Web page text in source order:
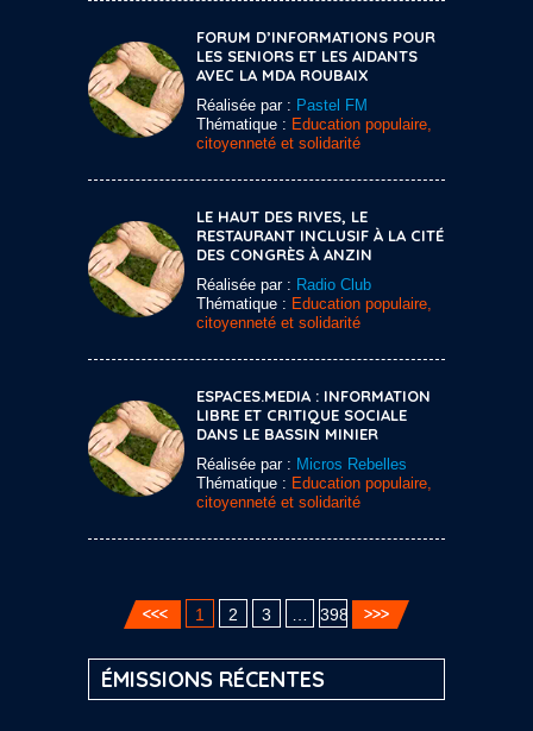
FORUM D’INFORMATIONS POUR
LES SENIORS ET LES AIDANTS
AVEC LA MDA ROUBAIX
Réalisée par : Pastel FM
Thématique : Education populaire,
citoyenneté et solidarité
LE HAUT DES RIVES, LE
RESTAURANT INCLUSIF À LA CITÉ
DES CONGRÈS À ANZIN
Réalisée par : Radio Club
Thématique : Education populaire,
citoyenneté et solidarité
ESPACES.MEDIA : INFORMATION
LIBRE ET CRITIQUE SOCIALE
DANS LE BASSIN MINIER
Réalisée par : Micros Rebelles
Thématique : Education populaire,
citoyenneté et solidarité
1 2 3 398
ÉMISSIONS RÉCENTES